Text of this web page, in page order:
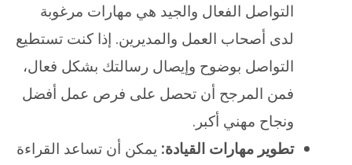
التواصل الفعال والجيد هي مهارات مرغوبة
لدى أصحاب العمل والمديرين. إذا كنت تستطيع
التواصل بوضوح وإيصال رسالتك بشكل فعال،
فمن المرجح أن تحصل على فرص عمل أفضل
ونجاح مهني أكبر.
تطوير مهارات القيادة: يمكن أن تساعد القراءة